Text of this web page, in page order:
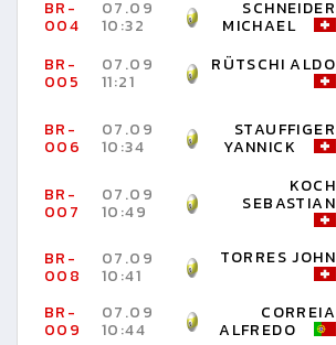
BR-
004
07.09
10:32
SCHNEIDER
MICHAEL
BR-
005
07.09
11:21
RÜTSCHI ALDO
BR-
006
07.09
10:34
STAUFFIGER
YANNICK
BR-
007
07.09
10:49
KOCH
SEBASTIAN
BR-
008
07.09
10:41
TORRES JOHN
BR-
009
07.09
10:44
CORREIA
ALFREDO